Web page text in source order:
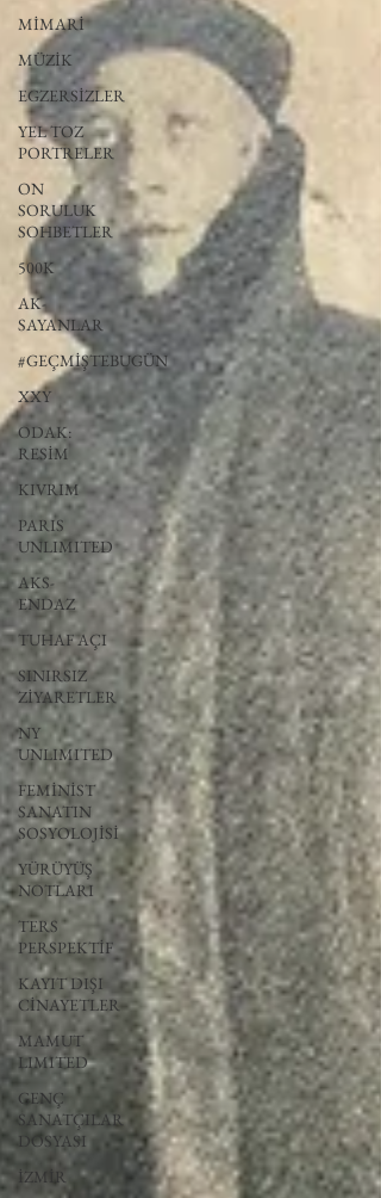
MİMARİ
MÜZİK
EGZERSİZLER
YEL TOZ
PORTRELER
ON
SORULUK
SOHBETLER
500K
AK-
SAYANLAR
#GEÇMİŞTEBUGÜN
XXY
ODAK:
RESİM
KIVRIM
PARIS
UNLIMITED
AKS-
ENDAZ
TUHAF AÇI
SINIRSIZ
ZİYARETLER
NY
UNLIMITED
FEMİNİST
SANATIN
SOSYOLOJİSİ
YÜRÜYÜŞ
NOTLARI
TERS
PERSPEKTİF
KAYIT DIŞI
CİNAYETLER
MAMUT
LIMITED
GENÇ
SANATÇILAR
DOSYASI
İZMİR